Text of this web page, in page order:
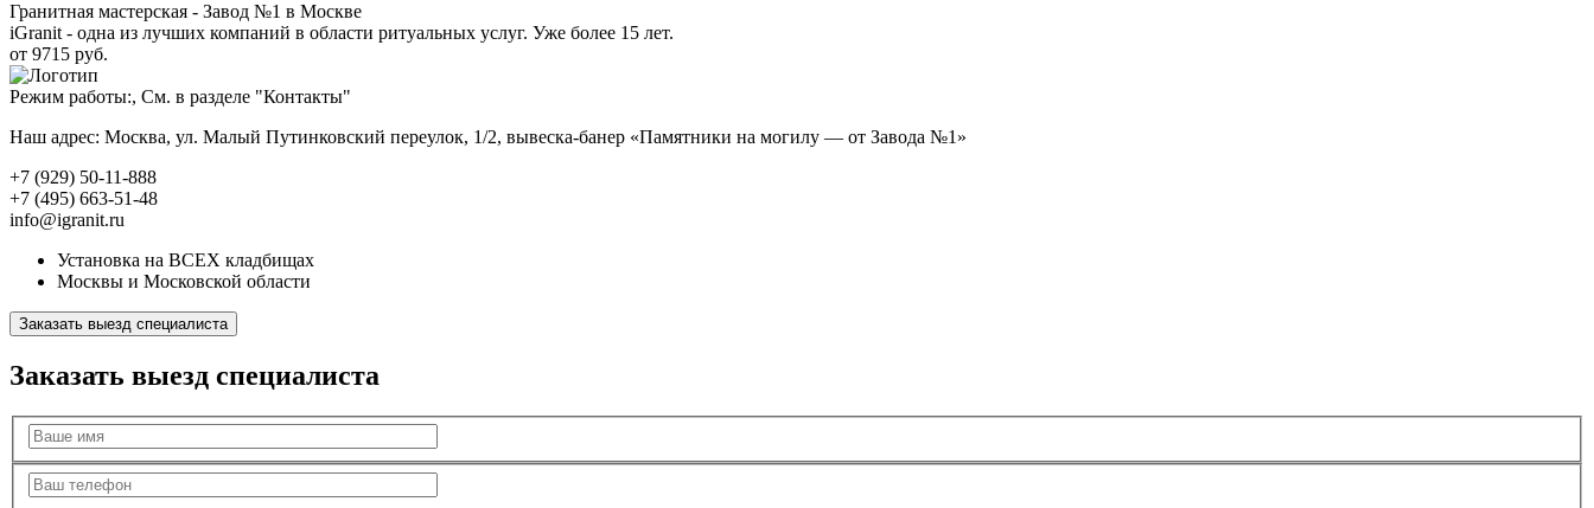
Гранитная мастерская - Завод №1 в Москве
iGranit - одна из лучших компаний в области ритуальных услуг. Уже более 15 лет.
от 9715 руб.
Режим работы:, См. в разделе "Контакты"
Наш адрес: Москва, ул. Малый Путинковский переулок, 1/2, вывеска-банер «Памятники на могилу — от Завода №1»
+7 (929) 50-11-888
+7 (495) 663-51-48
info@igranit.ru
Установка на ВСЕХ кладбищах
Москвы и Московской области
Заказать выезд специалиста
Заказать выезд специалиста